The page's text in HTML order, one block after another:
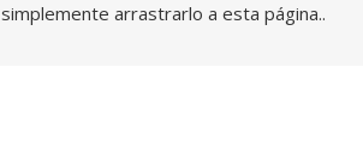
simplemente arrastrarlo a esta página..